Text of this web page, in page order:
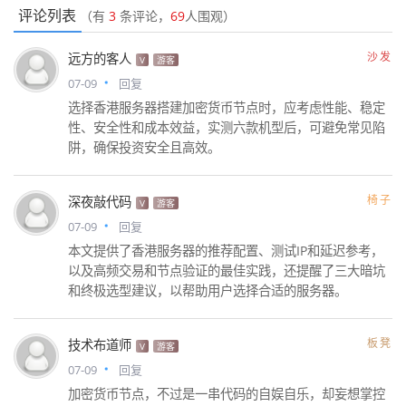
评论列表 （有 3 条评论， 69人围观）
远方的客人 V 游客 沙发
07-09 回复
选择香港服务器搭建加密货币节点时，应考虑性能、稳定
性、安全性和成本效益，实测六款机型后，可避免常见陷
阱，确保投资安全且高效。
深夜敲代码 V 游客 椅子
07-09 回复
本文提供了香港服务器的推荐配置、测试IP和延迟参考，
以及高频交易和节点验证的最佳实践，还提醒了三大暗坑
和终极选型建议，以帮助用户选择合适的服务器。
技术布道师 V 游客 板凳
07-09 回复
加密货币节点，不过是一串代码的自娱自乐，却妄想掌控